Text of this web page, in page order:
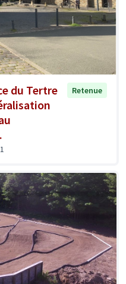
du Tertre
Retenue